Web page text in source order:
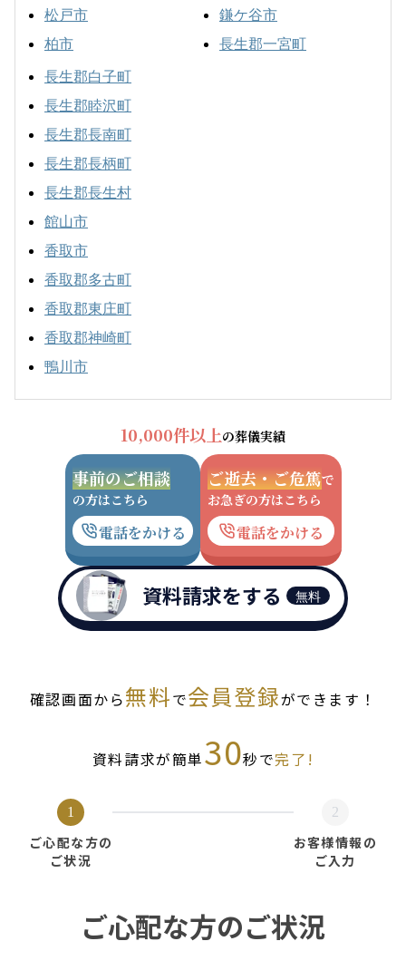
松戸市
柏市
鎌ケ谷市
長生郡一宮町
長生郡白子町
長生郡睦沢町
長生郡長南町
長生郡長柄町
長生郡長生村
館山市
香取市
香取郡多古町
香取郡東庄町
香取郡神崎町
鴨川市
10,000件以上の葬儀実績
事前のご相談
の方はこちら
電話をかける
ご逝去・ご危篤で
お急ぎの方はこちら
電話をかける
資料請求をする 無料
確認画面から無料で会員登録ができます！
資料請求が簡単30秒で完了!
1
ご心配な方の
ご状況
2
お客様情報の
ご入力
ご心配な方のご状況